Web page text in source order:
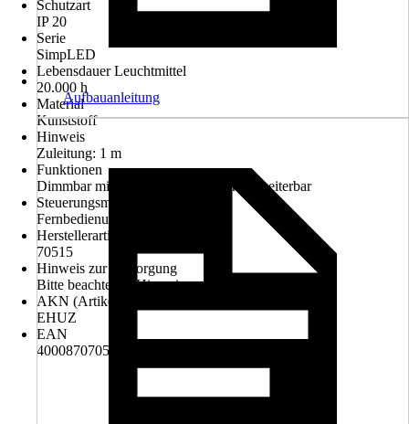
Schutzart
IP 20
Serie
SimpLED
Lebensdauer Leuchtmittel
20.000 h
Material
Kunststoff
Hinweis
Zuleitung: 1 m
Funktionen
Dimmbar mit Fernbedienung, Nicht erweiterbar
Steuerungsmöglichkeit
Fernbedienung
Herstellerartikelnummer
70515
Hinweis zur Entsorgung
Bitte beachte die Hinweise zur Entsorgung
AKN (Artikelkurznummer)
EHUZ
EAN
4000870705155
Aufbauanleitung